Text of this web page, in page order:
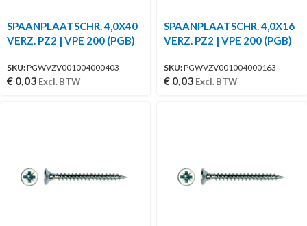
SPAANPLAATSCHR. 4,0X40
VERZ. PZ2 | VPE 200 (PGB)
SKU:PGWVZV001004000403
€ 0,03 Excl. BTW
SPAANPLAATSCHR. 4,0X16
VERZ. PZ2 | VPE 200 (PGB)
SKU:PGWVZV001004000163
€ 0,03 Excl. BTW